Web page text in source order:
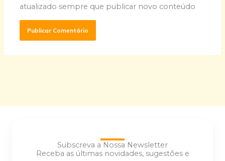
atualizado sempre que publicar novo conteúdo
Subscreva a Nossa Newsletter
Receba as últimas novidades, sugestões e